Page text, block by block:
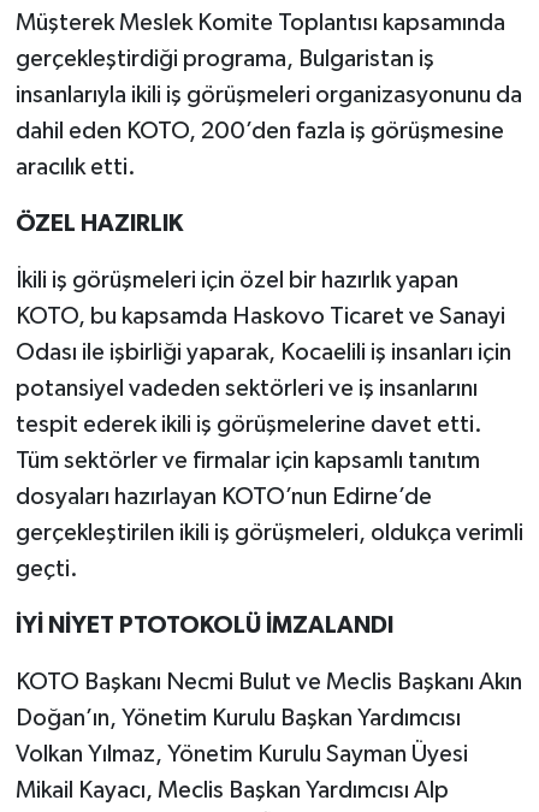
Müşterek Meslek Komite Toplantısı kapsamında
gerçekleştirdiği programa, Bulgaristan iş
insanlarıyla ikili iş görüşmeleri organizasyonunu da
dahil eden KOTO, 200’den fazla iş görüşmesine
aracılık etti.
ÖZEL HAZIRLIK
İkili iş görüşmeleri için özel bir hazırlık yapan
KOTO, bu kapsamda Haskovo Ticaret ve Sanayi
Odası ile işbirliği yaparak, Kocaelili iş insanları için
potansiyel vadeden sektörleri ve iş insanlarını
tespit ederek ikili iş görüşmelerine davet etti.
Tüm sektörler ve firmalar için kapsamlı tanıtım
dosyaları hazırlayan KOTO’nun Edirne’de
gerçekleştirilen ikili iş görüşmeleri, oldukça verimli
geçti.
İYİ NİYET PTOTOKOLÜ İMZALANDI
KOTO Başkanı Necmi Bulut ve Meclis Başkanı Akın
Doğan’ın, Yönetim Kurulu Başkan Yardımcısı
Volkan Yılmaz, Yönetim Kurulu Sayman Üyesi
Mikail Kayacı, Meclis Başkan Yardımcısı Alp